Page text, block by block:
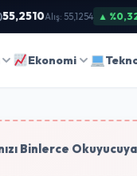
Alış: 55,1254 ▲ %0,32
Ekonomi
Binlerce